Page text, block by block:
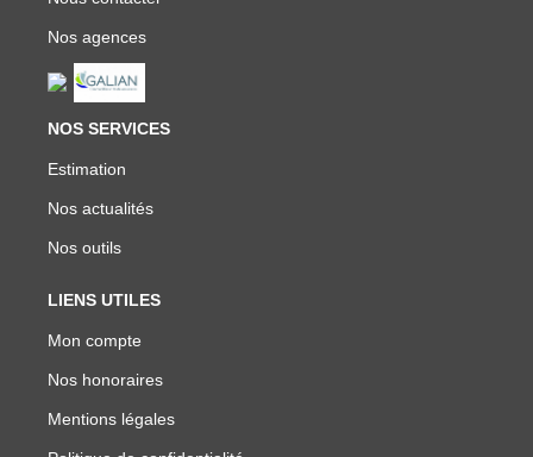
Nos agences
NOS SERVICES
Estimation
Nos actualités
Nos outils
LIENS UTILES
Mon compte
Nos honoraires
Mentions légales